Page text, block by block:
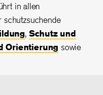
in allen
, Schutz und
Orientierung sowie